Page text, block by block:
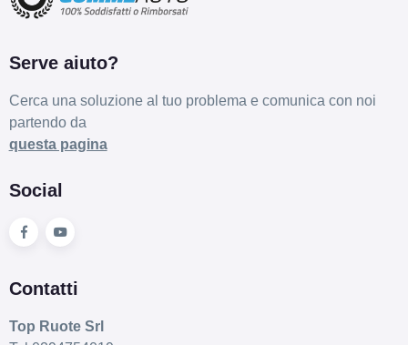
Serve aiuto?
Cerca una soluzione al tuo problema e comunica con noi
partendo da
questa pagina
Social
Contatti
Top Ruote Srl